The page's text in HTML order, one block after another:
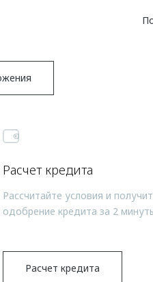
Расчет кредита
Рассчитайте условия и
одобрение кредита за 2
Расчет кредита